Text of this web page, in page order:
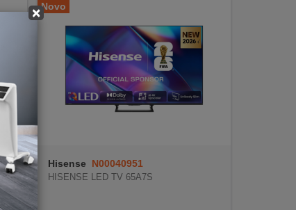
×Novo
Hisense N00040951
HISENSE LED TV 65A7S